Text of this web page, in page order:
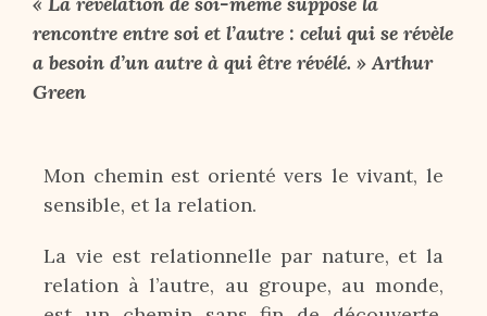
rencontre entre soi et l’autre : celui qui se révèle
a besoin d’un autre à qui être révélé. » Arthur
Green
Mon chemin est orienté vers le vivant, le
sensible, et la relation.
La vie est relationnelle par nature, et la
relation à l’autre, au groupe, au monde,